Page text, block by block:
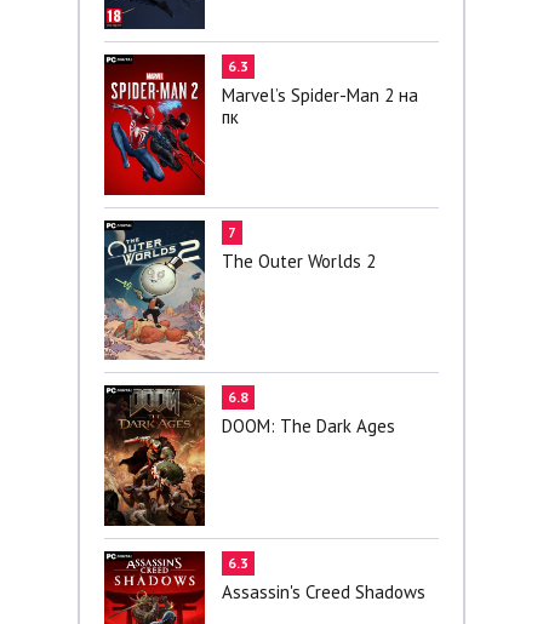
6.3
Marvel’s Spider-Man 2 на
пк
7
The Outer Worlds 2
6.8
DOOM: The Dark Ages
6.3
Assassin's Creed Shadows